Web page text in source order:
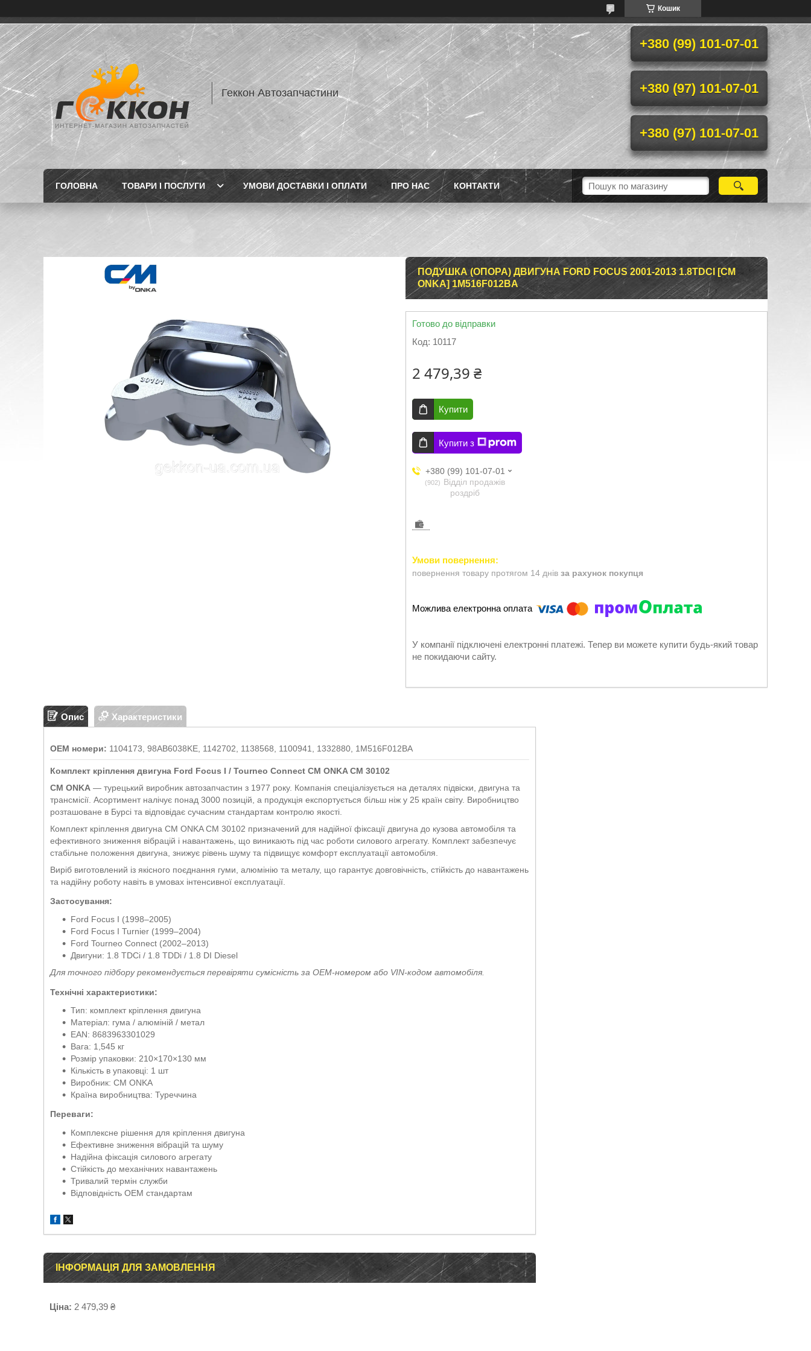
Кошик
Геккон Автозапчастини
+380 (99) 101-07-01
+380 (97) 101-07-01
+380 (97) 101-07-01
ГОЛОВНА ТОВАРИ І ПОСЛУГИ УМОВИ ДОСТАВКИ І ОПЛАТИ ПРО НАС КОНТАКТИ
ПОДУШКА (ОПОРА) ДВИГУНА FORD FOCUS 2001-2013 1.8TDCI [СМ
ONKA] 1M516F012BA
Готово до відправки
Код: 10117
2 479,39 ₴
Купити
Купити з
+380 (99) 101-07-01
902
Відділ продажів
роздріб
повернення товару протягом 14 днів за рахунок покупця
У компанії підключені електронні платежі. Тепер ви можете купити будь-який товар
не покидаючи сайту.
Опис Характеристики
OEM номери: 1104173, 98AB6038KE, 1142702, 1138568, 1100941, 1332880, 1M516F012BA
Комплект кріплення двигуна Ford Focus I / Tourneo Connect CM ONKA CM 30102
CM ONKA — турецький виробник автозапчастин з 1977 року. Компанія спеціалізується на деталях підвіски, двигуна та
трансмісії. Асортимент налічує понад 3000 позицій, а продукція експортується більш ніж у 25 країн світу. Виробництво
розташоване в Бурсі та відповідає сучасним стандартам контролю якості.
Комплект кріплення двигуна CM ONKA CM 30102 призначений для надійної фіксації двигуна до кузова автомобіля та
ефективного зниження вібрацій і навантажень, що виникають під час роботи силового агрегату. Комплект забезпечує
стабільне положення двигуна, знижує рівень шуму та підвищує комфорт експлуатації автомобіля.
Виріб виготовлений із якісного поєднання гуми, алюмінію та металу, що гарантує довговічність, стійкість до навантажень
та надійну роботу навіть в умовах інтенсивної експлуатації.
Застосування:
Ford Focus I (1998–2005)
Ford Focus I Turnier (1999–2004)
Ford Tourneo Connect (2002–2013)
Двигуни: 1.8 TDCi / 1.8 TDDi / 1.8 DI Diesel
Для точного підбору рекомендується перевіряти сумісність за OEM-номером або VIN-кодом автомобіля.
Технічні характеристики:
Тип: комплект кріплення двигуна
Матеріал: гума / алюміній / метал
EAN: 8683963301029
Вага: 1,545 кг
Розмір упаковки: 210×170×130 мм
Кількість в упаковці: 1 шт
Виробник: CM ONKA
Країна виробництва: Туреччина
Переваги:
Комплексне рішення для кріплення двигуна
Ефективне зниження вібрацій та шуму
Надійна фіксація силового агрегату
Стійкість до механічних навантажень
Тривалий термін служби
Відповідність OEM стандартам
ІНФОРМАЦІЯ ДЛЯ ЗАМОВЛЕННЯ
Ціна: 2 479,39 ₴